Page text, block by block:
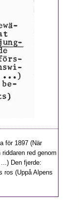
för 1897 (När
red genom
Den fjerde:
ros (Uppå Alpens